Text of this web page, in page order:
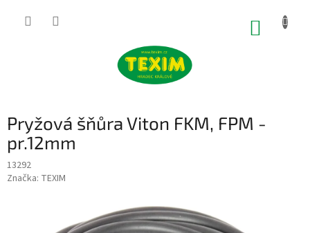
Pryžová šňůra Viton FKM, FPM -
pr.12mm
13292
Značka: TEXIM